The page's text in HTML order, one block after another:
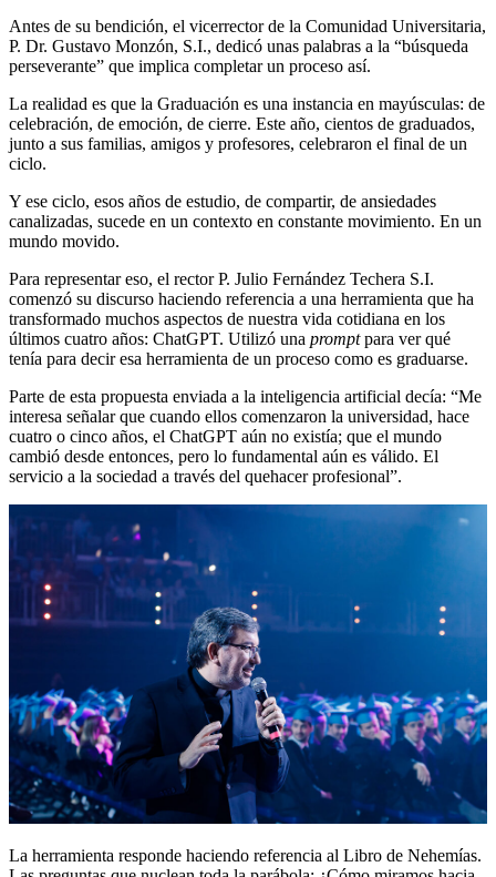
Antes de su bendición, el vicerrector de la Comunidad Universitaria,
P. Dr. Gustavo Monzón, S.I., dedicó unas palabras a la “búsqueda
perseverante” que implica completar un proceso así.
La realidad es que la Graduación es una instancia en mayúsculas: de
celebración, de emoción, de cierre. Este año, cientos de graduados,
junto a sus familias, amigos y profesores, celebraron el final de un
ciclo.
Y ese ciclo, esos años de estudio, de compartir, de ansiedades
canalizadas, sucede en un contexto en constante movimiento. En un
mundo movido.
Para representar eso, el rector P. Julio Fernández Techera S.I.
comenzó su discurso haciendo referencia a una herramienta que ha
transformado muchos aspectos de nuestra vida cotidiana en los
últimos cuatro años: ChatGPT. Utilizó una promptpara ver qué
tenía para decir esa herramienta de un proceso como es graduarse.
Parte de esta propuesta enviada a la inteligencia artificial decía: “Me
interesa señalar que cuando ellos comenzaron la universidad, hace
cuatro o cinco años, el ChatGPT aún no existía; que el mundo
cambió desde entonces, pero lo fundamental aún es válido. El
servicio a la sociedad a través del quehacer profesional”.
La herramienta responde haciendo referencia al Libro de Nehemías.